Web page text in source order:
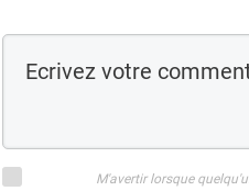
M'avertir lorsque